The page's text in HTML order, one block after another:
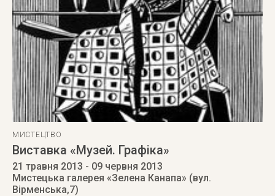
МИСТЕЦТВО
Виставка «Музей. Графіка»
21 травня 2013 - 09 червня 2013
Мистецька галерея «Зелена Канапа» (вул.
Вірменська,7)